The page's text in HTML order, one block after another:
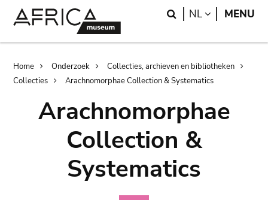
Search
NL LANGUAGE
MENU
Breadcrumb
Home Onderzoek
Collecties, archieven en bibliotheken
Collecties
Arachnomorphae Collection & Systematics
Arachnomorphae
Collection &
Systematics